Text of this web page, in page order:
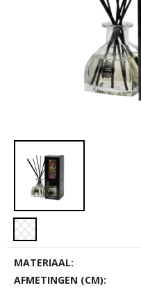
MATERIAAL:
AFMETINGEN (CM):